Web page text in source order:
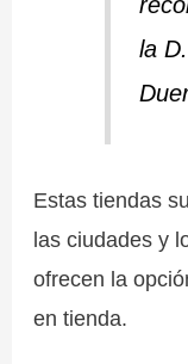
la
Estas tiendas
las ciudades y
ofrecen la
en tienda.